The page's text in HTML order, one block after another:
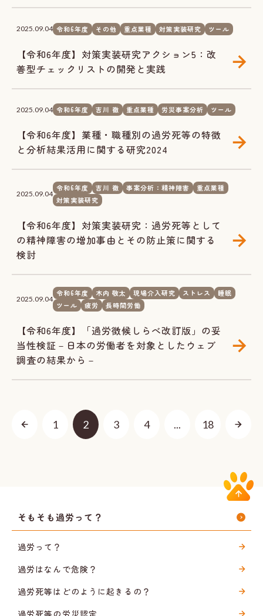
2025.09.04 令和6年度 その他 重点業種 対策実装研究 ツール
【令和6年度】対策実装研究アクション5：改
善型チェックリストの開発と実践
2025.09.04 令和6年度 吉川 徹 重点業種 労災事案分析 ツール
【令和6年度】業種・職種別の過労死等の特徴
と分析結果活用に関する研究2024
2025.09.04
令和6年度 吉川 徹 事案分析：精神障害
重点業種
対策実装研究
【令和6年度】対策実装研究：過労死等として
の精神障害の増加事由とその防止策に関する
検討
2025.09.04
令和6年度 木内 敬太 現場介入研究 ストレス
睡眠
ツール
疲労 長時間労働
【令和6年度】「過労徴候しらべ改訂版」の妥
当性検証－日本の労働者を対象としたウェブ
調査の結果から－
1 2 3 4 ... 18
そもそも過労って？
過労って？
過労はなんで危険？
過労死等はどのように起きるの？
過労死等の労災認定